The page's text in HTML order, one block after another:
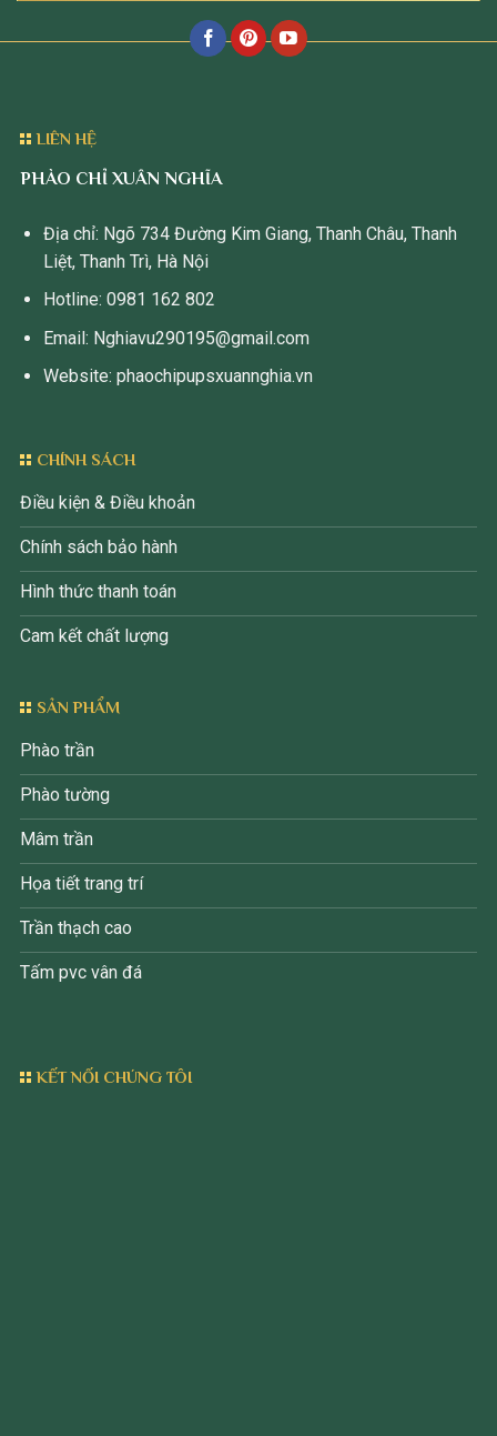
LIÊN HỆ
PHÀO CHỈ XUÂN NGHĨA
Địa chỉ: Ngõ 734 Đường Kim Giang, Thanh Châu, Thanh
Liệt, Thanh Trì, Hà Nội
Hotline: 0981 162 802
Email: Nghiavu290195@gmail.com
Website: phaochipupsxuannghia.vn
CHÍNH SÁCH
Điều kiện & Điều khoản
Chính sách bảo hành
Hình thức thanh toán
Cam kết chất lượng
SẢN PHẨM
Phào trần
Phào tường
Mâm trần
Họa tiết trang trí
Trần thạch cao
Tấm pvc vân đá
KẾT NỐI CHÚNG TÔI